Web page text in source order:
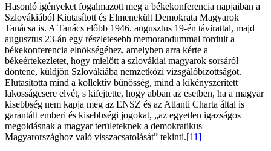
Hasonló igényeket fogalmazott meg a békekonferencia napjaiban a
Szlovákiából Kiutasított és Elmenekült Demokrata Magyarok
Tanácsa is. A Tanács előbb 1946. augusztus 19-én távirattal, majd
augusztus 23-án egy részletesebb memorandummal fordult a
békekonferencia elnökségéhez, amelyben arra kérte a
békeértekezletet, hogy mielőtt a szlovákiai magyarok sorsáról
döntene, küldjön Szlovákiába nemzetközi vizsgálóbizottságot.
Elutasította mind a kollektív bűnösség, mind a kikényszerített
lakosságcsere elvét, s kifejtette, hogy abban az esetben, ha a magyar
kisebbség nem kapja meg az ENSZ és az Atlanti Charta által is
garantált emberi és kisebbségi jogokat, „az egyetlen igazságos
megoldásnak a magyar területeknek a demokratikus
Magyarországhoz való visszacsatolását” tekinti.[11]